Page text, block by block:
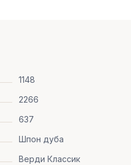
1148
2266
637
Шпон дуба
Верди Классик